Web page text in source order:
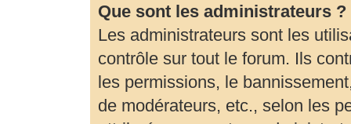
Que sont les administrateurs ?
Les administrateurs sont les
contrôle sur tout le forum. Ils
les permissions, le
de modérateurs, etc., selon les